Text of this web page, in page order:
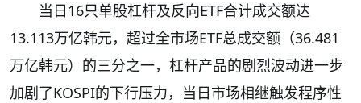
当日16只单股杠杆及反向ETF合计成交额达
13.113万亿韩元，超过全市场ETF总成交额（36.481
万亿韩元）的三分之一，杠杆产品的剧烈波动进一步
加剧了KOSPI的下行压力，当日市场相继触发程序性